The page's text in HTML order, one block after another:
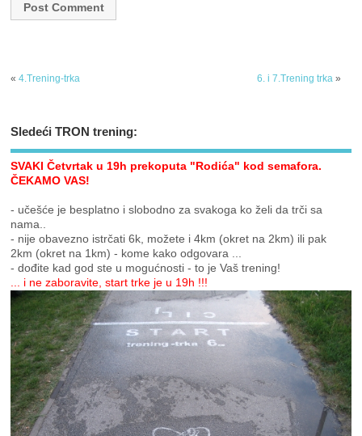
«4.Trening-trka 6. i 7.Trening trka »
Sledeći TRON trening:
SVAKI Četvrtak u 19h prekoputa "Rodića" kod semafora.
ČEKAMO VAS!
- učešće je besplatno i slobodno za svakoga ko želi da trči sa
nama..
- nije obavezno istrčati 6k, možete i 4km (okret na 2km) ili pak
2km (okret na 1km) - kome kako odgovara ...
- dođite kad god ste u mogućnosti - to je Vaš trening!
... i ne zaboravite, start trke je u 19h !!!